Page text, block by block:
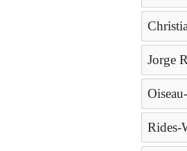
Jorge
Rides-